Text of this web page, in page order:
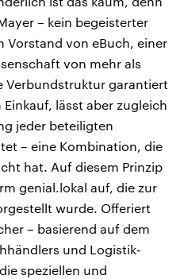
– kein begeisterter
Vorstand von eBuch, einer
von mehr als
Verbundstruktur garantiert
lässt aber zugleich
jeder beteiligten
– eine Kombination, die
hat. Auf diesem Prinzip
genial.lokal auf, die zur
wurde. Offeriert
– basierend auf dem
und Logistik-
speziellen und